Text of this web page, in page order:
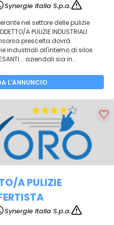
Synergie Italia S.p.a.
nel settore delle pulizie
A PULIZIE INDUSTRIALI
risorsa prescelta dovrà
industriali all'interno di silos
aziendali sia in...
L'ANNUNCIO
A PULIZIE
Synergie Italia S.p.a.